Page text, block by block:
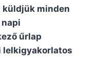
küldjük minden
űrlap